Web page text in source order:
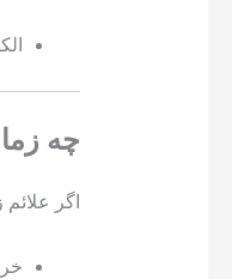
چه
اگر